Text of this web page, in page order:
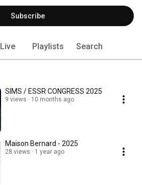
Subscribe
Live Playlists Search
SIMS / ESSR CONGRESS 2025
9 views 10 months ago
Maison Bernard - 2025
28 views 1 year ago